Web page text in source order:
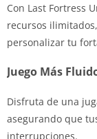
Con Last Fortress
recursos
personalizar tu
Juego Más
Disfruta de una
asegurando que
interrupciones.